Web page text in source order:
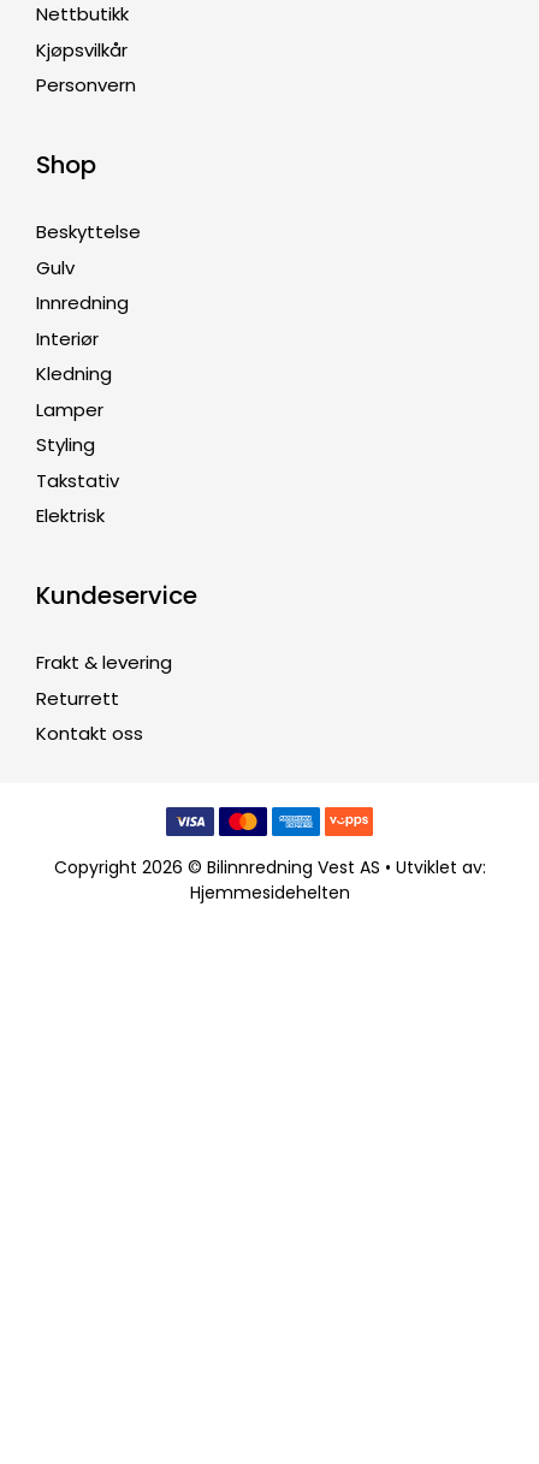
Nettbutikk
Kjøpsvilkår
Personvern
Shop
Beskyttelse
Gulv
Innredning
Interiør
Kledning
Lamper
Styling
Takstativ
Elektrisk
Kundeservice
Frakt & levering
Returrett
Kontakt oss
Copyright 2026 © Bilinnredning Vest AS • Utviklet av:
Hjemmesidehelten